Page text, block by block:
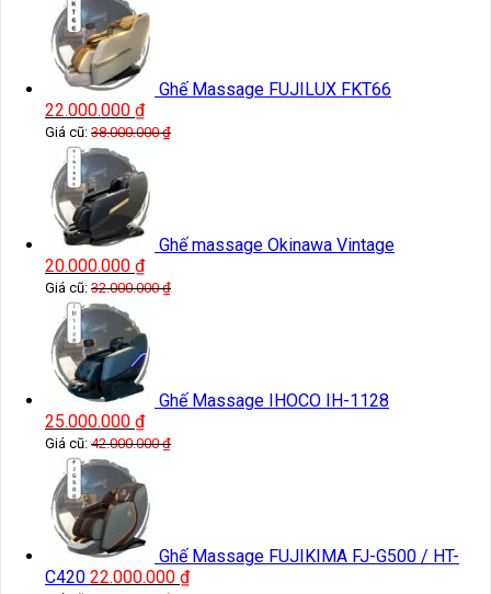
Ghế Massage FUJILUX FKT66
22.000.000 ₫
Giá cũ: 38.000.000₫
Ghế massage Okinawa Vintage
20.000.000 ₫
Giá cũ: 32.000.000₫
Ghế Massage IHOCO IH-1128
25.000.000 ₫
Giá cũ: 42.000.000₫
Ghế Massage FUJIKIMA FJ-G500 / HT-
C420 22.000.000 ₫